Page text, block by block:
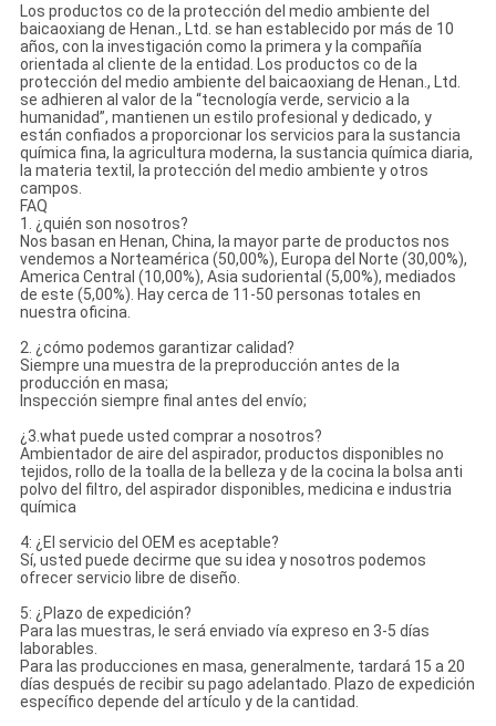
Los productos co de la protección del medio ambiente del
baicaoxiang de Henan., Ltd. se han establecido por más de 10
años, con la investigación como la primera y la compañía
orientada al cliente de la entidad. Los productos co de la
protección del medio ambiente del baicaoxiang de Henan., Ltd.
se adhieren al valor de la “tecnología verde, servicio a la
humanidad”, mantienen un estilo profesional y dedicado, y
están confiados a proporcionar los servicios para la sustancia
química fina, la agricultura moderna, la sustancia química diaria,
la materia textil, la protección del medio ambiente y otros
campos.
FAQ
1. ¿quién son nosotros?
Nos basan en Henan, China, la mayor parte de productos nos
vendemos a Norteamérica (50,00%), Europa del Norte (30,00%),
America Central (10,00%), Asia sudoriental (5,00%), mediados
de este (5,00%). Hay cerca de 11-50 personas totales en
nuestra oficina.
2. ¿cómo podemos garantizar calidad?
Siempre una muestra de la preproducción antes de la
producción en masa;
Inspección siempre final antes del envío;
¿3.what puede usted comprar a nosotros?
Ambientador de aire del aspirador, productos disponibles no
tejidos, rollo de la toalla de la belleza y de la cocina la bolsa anti
polvo del filtro, del aspirador disponibles, medicina e industria
química
4: ¿El servicio del OEM es aceptable?
Sí, usted puede decirme que su idea y nosotros podemos
ofrecer servicio libre de diseño.
5: ¿Plazo de expedición?
Para las muestras, le será enviado vía expreso en 3-5 días
laborables.
Para las producciones en masa, generalmente, tardará 15 a 20
días después de recibir su pago adelantado. Plazo de expedición
específico depende del artículo y de la cantidad.